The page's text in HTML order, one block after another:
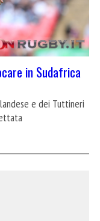
in Sudafrica
e dei Tuttineri